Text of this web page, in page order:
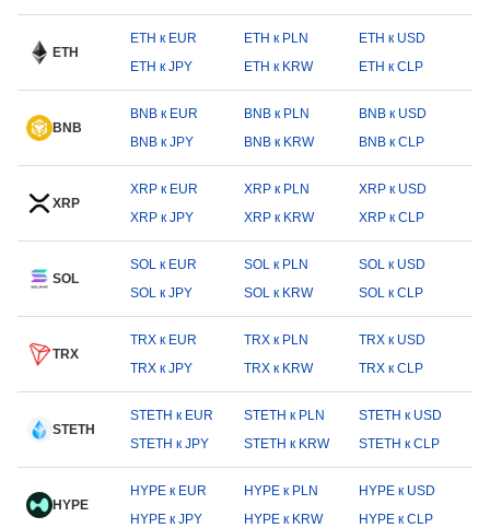
ETH
ETH к EUR ETH к PLN
ETH к USD
ETH к JPY
ETH к KRW ETH к CLP
BNB
BNB к EUR BNB к PLN
BNB к USD
BNB к JPY
BNB к KRW BNB к CLP
XRP
XRP к EUR XRP к PLN
XRP к USD
XRP к JPY
XRP к KRW XRP к CLP
SOL
SOL к EUR SOL к PLN
SOL к USD
SOL к JPY
SOL к KRW SOL к CLP
TRX
TRX к EUR TRX к PLN
TRX к USD
TRX к JPY
TRX к KRW TRX к CLP
STETH
STETH к EUR STETH к PLN
STETH к USD
STETH к JPY
STETH к KRW STETH к CLP
HYPE
HYPE к EUR HYPE к PLN
HYPE к USD
HYPE к JPY
HYPE к KRW HYPE к CLP